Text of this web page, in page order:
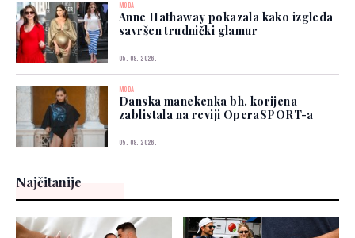
MODA
Anne Hathaway pokazala kako izgleda
savršen trudnički glamur
05. 08. 2026.
MODA
Danska manekenka bh. korijena
zablistala na reviji OperaSPORT-a
05. 08. 2026.
Najčitanije